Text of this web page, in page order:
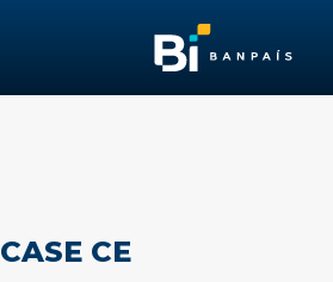
CASE CE